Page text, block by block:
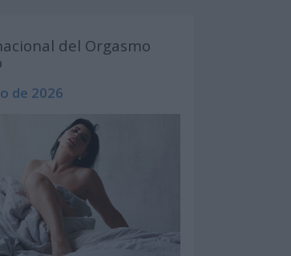
del Orgasmo
de 2026